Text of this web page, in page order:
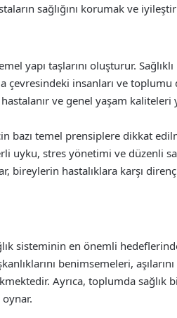
sağlığını korumak ve
yapı taşlarını oluşturur.
çevresindeki insanları ve
ve genel yaşam kaliteleri
bazı temel prensiplere dikkat
uyku, stres yönetimi ve düzenli
bireylerin hastalıklara karşı
sisteminin en önemli
benimsemeleri,
Ayrıca, toplumda sağlık